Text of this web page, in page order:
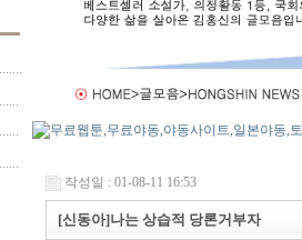
작성일 : 01-08-11 16:53
[신동아]나는 상습적 당론거부자